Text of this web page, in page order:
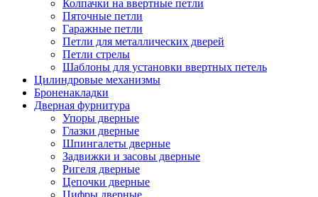
Колпачки на ввертные петли
Пяточные петли
Гаражные петли
Петли для металлических дверей
Петли стрелы
Шаблоны для установки ввертных петель
Цилиндровые механизмы
Броненакладки
Дверная фурнитура
Упоры дверные
Глазки дверные
Шпингалеты дверные
Задвижки и засовы дверные
Ригеля дверные
Цепочки дверные
Цифры дверные